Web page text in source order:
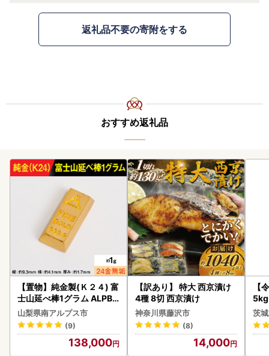
返礼品不要の寄附をする
おすすめ返礼品
【置物】純金製(Ｋ２４) 富
士山延べ棒1グラム ALPBK
180
山梨県南アルプス市
(9)
138,000
【訳あり】 特大 西京漬け
4種 8切 西京漬け
神奈川県藤沢市
(8)
14,000
【
5kg
g x
町
茨